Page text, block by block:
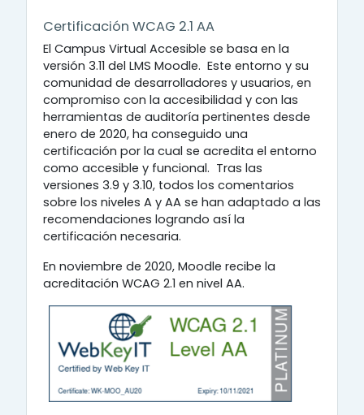
Certificación WCAG 2.1 AA
El Campus Virtual Accesible se basa en la
versión 3.11 del LMS Moodle. Este entorno y su
comunidad de desarrolladores y usuarios, en
compromiso con la accesibilidad y con las
herramientas de auditoría pertinentes desde
enero de 2020, ha conseguido una
certificación por la cual se acredita el entorno
como accesible y funcional. Tras las
versiones 3.9 y 3.10, todos los comentarios
sobre los niveles A y AA se han adaptado a las
recomendaciones logrando así la
certificación necesaria.
En noviembre de 2020, Moodle recibe la
acreditación WCAG 2.1 en nivel AA.